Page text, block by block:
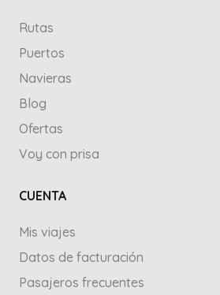
Rutas
Puertos
Navieras
Blog
Ofertas
Voy con prisa
CUENTA
Mis viajes
Datos de facturación
Pasajeros frecuentes